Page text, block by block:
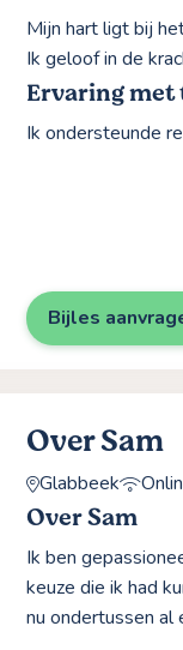
Mijn hart ligt bij
Ik geloof in de
Ervaring
Ik ondersteunde
Bijles
Over Sam
Glabbeek
Over Sam
Ik ben
keuze die ik had
nu ondertussen al